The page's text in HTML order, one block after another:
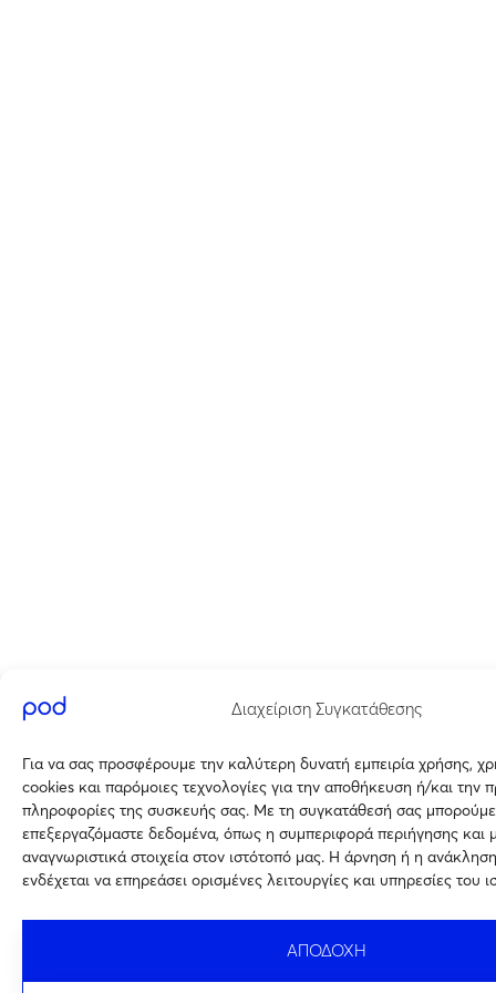
Διαχείριση Συγκατάθεσης
Για να σας προσφέρουμε την καλύτερη δυνατή εμπειρία χρήσης,
cookies και παρόμοιες τεχνολογίες για την αποθήκευση ή/και την
πληροφορίες της συσκευής σας. Με τη συγκατάθεσή σας
επεξεργαζόμαστε δεδομένα, όπως η συμπεριφορά περιήγησης και
αναγνωριστικά στοιχεία στον ιστότοπό μας. Η άρνηση ή η
ενδέχεται να επηρεάσει ορισμένες λειτουργίες και υπηρεσίες του
ΑΠΟΔΟΧΗ